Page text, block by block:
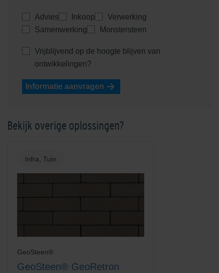
Advies Inkoop
Verwerking
Samenwerking
Monstersteen
Vrijblijvend op de hoogte blijven van
ontwikkelingen?
Informatie aanvragen
Bekijk overige oplossingen?
Infra, Tuin
GeoSteen®
GeoSteen® GeoRetron